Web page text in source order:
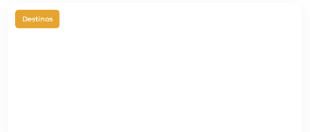
Destinos